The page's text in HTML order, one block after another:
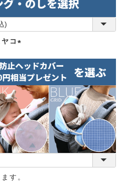
ヤコ
須)
す。